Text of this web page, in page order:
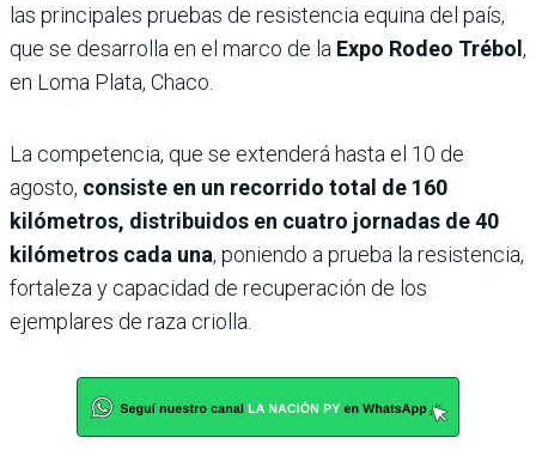
las principales pruebas de resistencia equina del país,
que se desarrolla en el marco de la Expo Rodeo Trébol,
en Loma Plata, Chaco.
La competencia, que se extenderá hasta el 10 de
agosto, consiste en un recorrido total de 160
kilómetros, distribuidos en cuatro jornadas de 40
kilómetros cada una, poniendo a prueba la resistencia,
fortaleza y capacidad de recuperación de los
ejemplares de raza criolla.